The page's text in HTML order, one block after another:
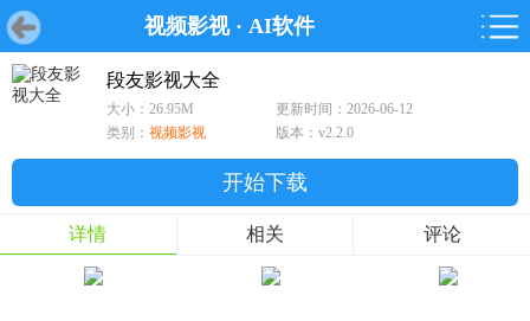
视频影视· AI软件
首页 游戏 软件
首页 游戏 软件 鸿蒙
游戏
鸿蒙
软件
段友影视大全
大小：26.95M
更新时间：2026-06-12
类别： 视频影视 版本：v2.2.0
开始下载
详情 相关 评论